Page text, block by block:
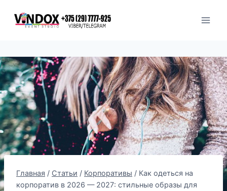
Главная / Статьи / Корпоративы / Как одеться на
корпоратив в 2026 — 2027: стильные образы для